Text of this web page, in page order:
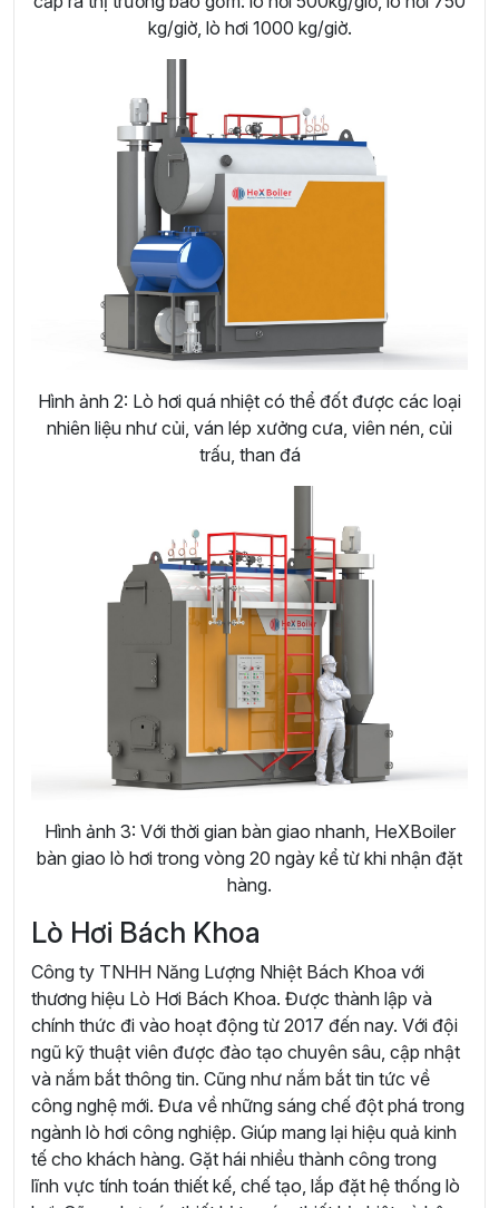
kg/giờ, lò hơi 1000 kg/giờ.
Hình ảnh 2: Lò hơi quá nhiệt có thể đốt được các loại
nhiên liệu như củi, ván lép xưởng cưa, viên nén, củi
trấu, than đá
Hình ảnh 3: Với thời gian bàn giao nhanh, HeXBoiler
bàn giao lò hơi trong vòng 20 ngày kể từ khi nhận đặt
hàng.
Lò Hơi Bách Khoa
Công ty TNHH Năng Lượng Nhiệt Bách Khoa với
thương hiệu Lò Hơi Bách Khoa. Được thành lập và
chính thức đi vào hoạt động từ 2017 đến nay. Với đội
ngũ kỹ thuật viên được đào tạo chuyên sâu, cập nhật
và nắm bắt thông tin. Cũng như nắm bắt tin tức về
công nghệ mới. Đưa về những sáng chế đột phá trong
ngành lò hơi công nghiệp. Giúp mang lại hiệu quả kinh
tế cho khách hàng. Gặt hái nhiều thành công trong
lĩnh vực tính toán thiết kế, chế tạo, lắp đặt hệ thống lò